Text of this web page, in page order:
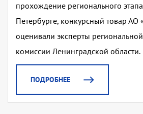
прохождение регионального
Петербурге, конкурсный товар АО
оценивали эксперты
комиссии Ленинградской области.
ПОДРОБНЕЕ